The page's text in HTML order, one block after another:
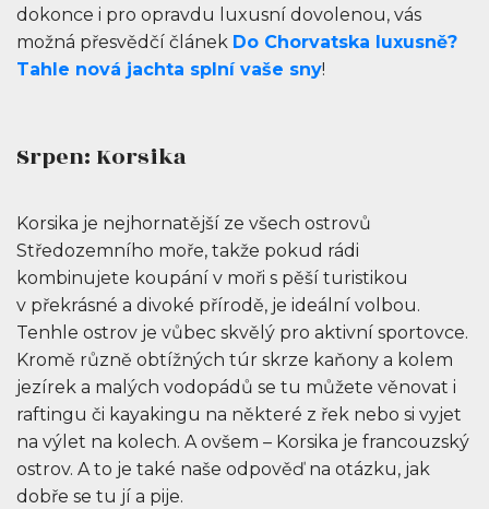
dokonce i pro opravdu luxusní dovolenou, vás
možná přesvědčí článek Do Chorvatska luxusně?
Tahle nová jachta splní vaše sny!
Srpen: Korsika
Korsika je nejhornatější ze všech ostrovů
Středozemního moře, takže pokud rádi
kombinujete koupání v moři s pěší turistikou
v překrásné a divoké přírodě, je ideální volbou.
Tenhle ostrov je vůbec skvělý pro aktivní sportovce.
Kromě různě obtížných túr skrze kaňony a kolem
jezírek a malých vodopádů se tu můžete věnovat i
raftingu či kayakingu na některé z řek nebo si vyjet
na výlet na kolech. A ovšem – Korsika je francouzský
ostrov. A to je také naše odpověď na otázku, jak
dobře se tu jí a pije.